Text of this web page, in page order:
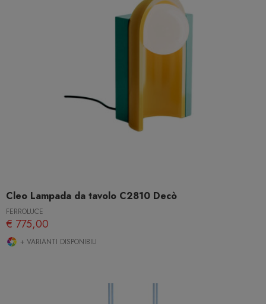
Cleo Lampada da tavolo C2810 Decò
FERROLUCE
€ 775,00
+ VARIANTI DISPONIBILI